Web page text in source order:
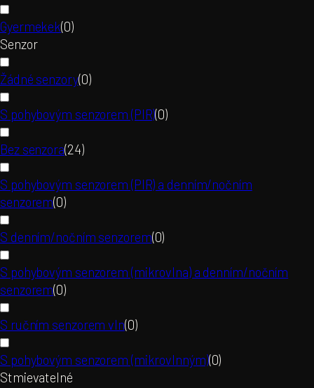
Gyermekek(0)
Senzor
Žádné senzory(0)
S pohybovým senzorem (PIR)(0)
Bez senzora(24)
S pohybovým senzorem (PIR) a denním/nočním
senzorem(0)
S denním/nočním senzorem(0)
S pohybovým senzorem (mikrovlna) a denním/nočním
senzorem(0)
S ručním senzorem vln(0)
S pohybovým senzorem (mikrovlnným)(0)
Stmievatelné